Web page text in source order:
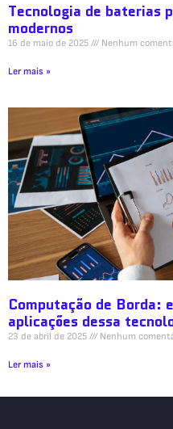
Tecnologia de baterias
modernos
16 de maio de 2025 Nenhum
Ler mais »
Computação de Borda:
aplicações dessa
23 de abril de 2025 Nenhum
Ler mais »